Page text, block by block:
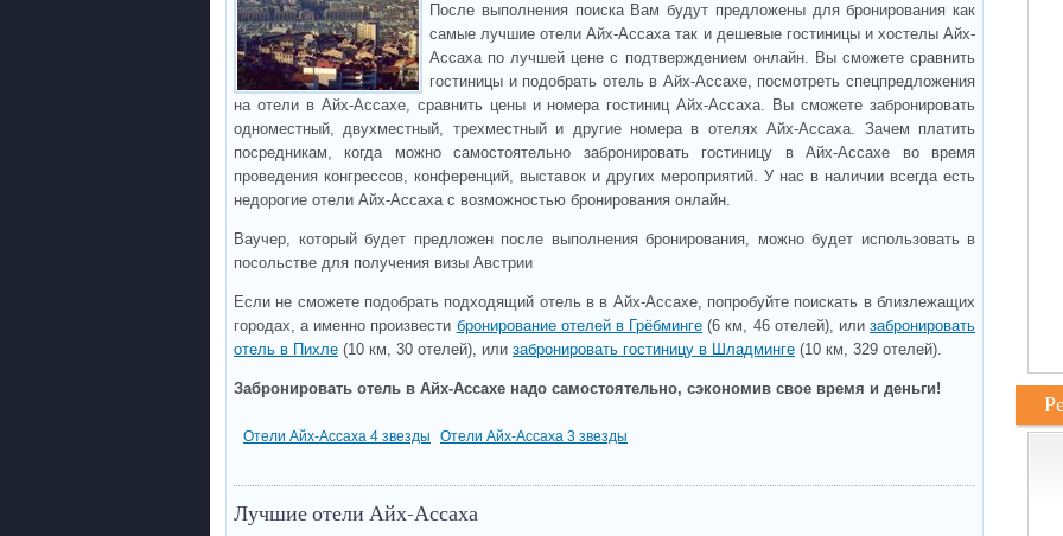
После выполнения поиска Вам будут предложены для бронирования как
самые лучшие отели Айх-Ассаха так и дешевые гостиницы и хостелы Айх-
Ассаха по лучшей цене с подтверждением онлайн. Вы сможете сравнить
гостиницы и подобрать отель в Айх-Ассахе, посмотреть спецпредложения
на отели в Айх-Ассахе, сравнить цены и номера гостиниц Айх-Ассаха. Вы сможете забронировать
одноместный, двухместный, трехместный и другие номера в отелях Айх-Ассаха. Зачем платить
посредникам, когда можно самостоятельно забронировать гостиницу в Айх-Ассахе во время
проведения конгрессов, конференций, выставок и других мероприятий. У нас в наличии всегда есть
недорогие отели Айх-Ассаха с возможностью бронирования онлайн.
Ваучер, который будет предложен после выполнения бронирования, можно будет использовать в
посольстве для получения визы Австрии
Если не сможете подобрать подходящий отель в в Айх-Ассахе, попробуйте поискать в близлежащих
городах, а именно произвести бронирование отелей в Грёбминге (6 км, 46 отелей), илизабронировать
отель в Пихле (10 км, 30 отелей), или забронировать гостиницу в Шладминге (10 км, 329 отелей).
Забронировать отель в Айх-Ассахе надо самостоятельно, сэкономив свое время и деньги!
Отели Айх-Ассаха 4 звезды Отели Айх-Ассаха 3 звезды
Лучшие отели Айх-Ассаха